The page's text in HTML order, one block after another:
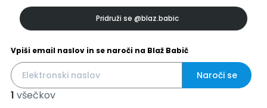
Pridruži se @blaz.babic
Vpiši email naslov in se naroči na Blaž Babič
Naroči se
1 všečkov